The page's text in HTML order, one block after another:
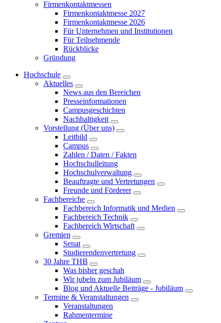
Firmenkontaktmessen
Firmenkontaktmesse 2027
Firmenkontaktmesse 2026
Für Unternehmen und Institutionen
Für Teilnehmende
Rückblicke
Gründung
Hochschule
Aktuelles
News aus den Bereichen
Presseinformationen
Campusgeschichten
Nachhaltigkeit
Vorstellung (Über uns)
Leitbild
Campus
Zahlen / Daten / Fakten
Hochschulleitung
Hochschulverwaltung
Beauftragte und Vertretungen
Freunde und Förderer
Fachbereiche
Fachbereich Informatik und Medien
Fachbereich Technik
Fachbereich Wirtschaft
Gremien
Senat
Studierendenvertretung
30 Jahre THB
Was bisher geschah
Wir jubeln zum Jubiläum
Blog und Aktuelle Beiträge - Jubiläum
Termine & Veranstaltungen
Veranstaltungen
Rahmentermine